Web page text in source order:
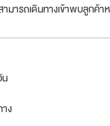
มารถเดินทางเข้าพบลูกค้า
ง